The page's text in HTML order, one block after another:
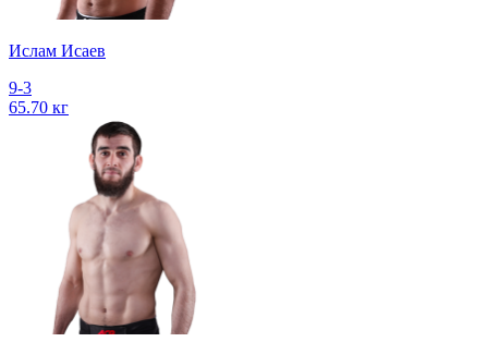
Ислам Исаев
9-3
65.70 кг